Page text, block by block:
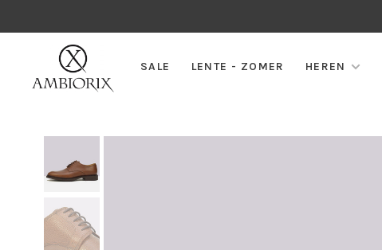
SALE LENTE - ZOMER HEREN